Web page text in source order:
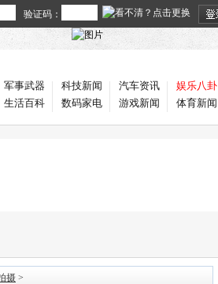
验证码：
军事武器
生活百科
科技新闻
数码家电
汽车资讯
游戏新闻
娱乐八卦
体育新闻
摄 >